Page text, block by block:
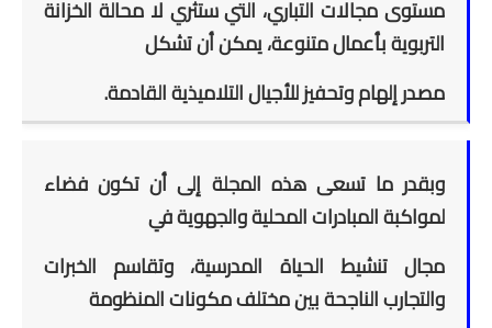
مستوى مجالات التباري، التي ستثري لا محالة الخزانة
التربوية بأعمال متنوعة، يمكن أن تشكل
مصدر إلهام وتحفيز للأجيال التلاميذية القادمة.
وبقدر ما تسعى هذه المجلة إلى أن تكون فضاء
لمواكبة المبادرات المحلية والجهوية في
مجال تنشيط الحياة المدرسية، وتقاسم الخبرات
والتجارب الناجحة بين مختلف مكونات المنظومة